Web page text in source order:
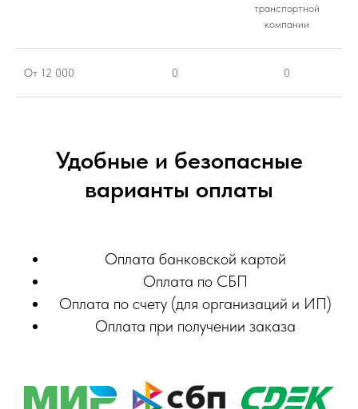
транспортной
компании
От 12 000 0 0
Удобные и безопасные
варианты оплаты
Оплата банковской картой
Оплата по СБП
Оплата по счету (для организаций и ИП)
Оплата при получении заказа